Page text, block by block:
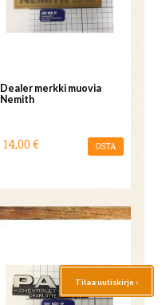
Dealer merkki muovia
Nemith
14,00 € OSTA
Tilaa uutiskirje ›